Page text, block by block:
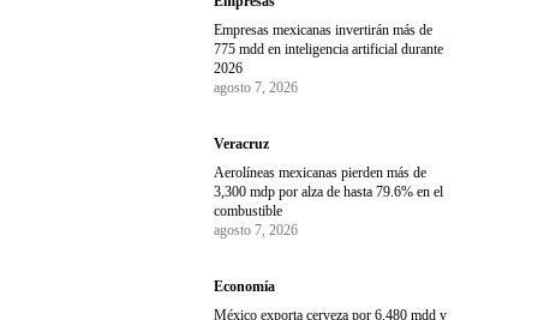
Empresas mexicanas invertirán más de
775 mdd en inteligencia artificial durante
2026
agosto 7, 2026
Veracruz
Aerolíneas mexicanas pierden más de
3,300 mdp por alza de hasta 79.6% en el
combustible
agosto 7, 2026
Economía
México exporta cerveza por 6,480 mdd y